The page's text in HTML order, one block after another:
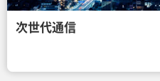
次世代通信